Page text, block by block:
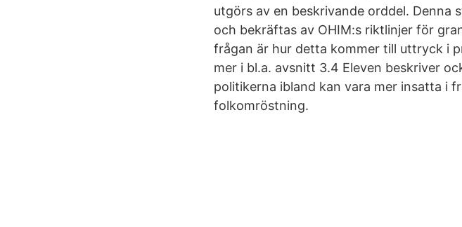
utgörs av en beskrivande orddel.
och bekräftas av OHIM:s riktlinjer för
frågan är hur detta kommer till uttryck i
mer i bl.a. avsnitt 3.4 Eleven beskriver
politikerna ibland kan vara mer insatta i
folkomröstning.